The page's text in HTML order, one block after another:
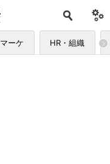
マーケ HR・組織